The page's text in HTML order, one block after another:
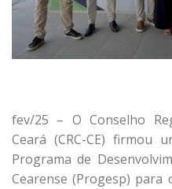
fev/25 – O Conselho
Ceará (CRC-CE) firmou
Programa de
Cearense (Progesp)